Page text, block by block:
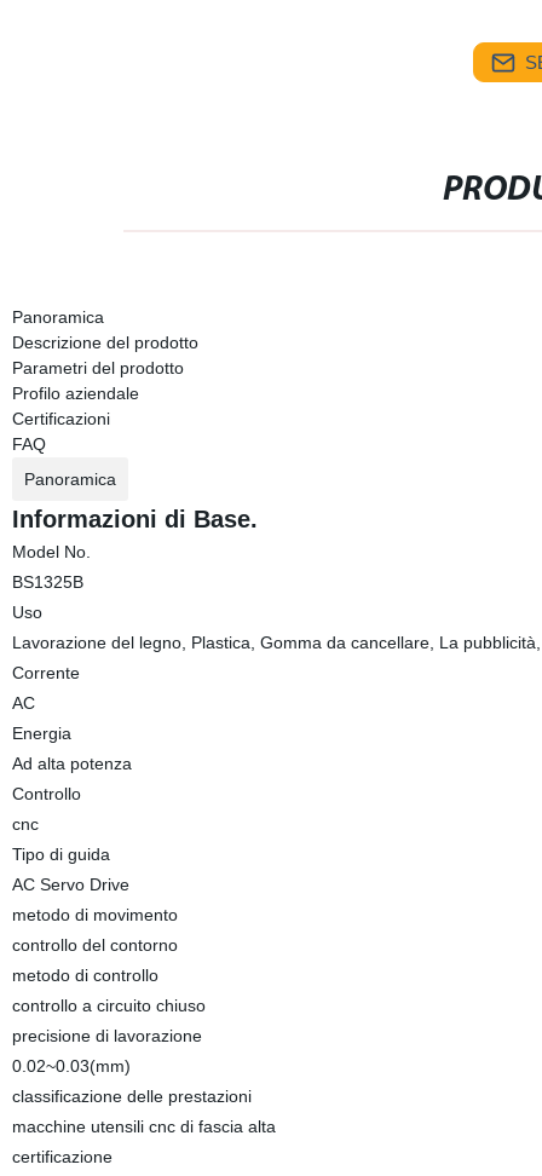
Panoramica
Descrizione del prodotto
Parametri del prodotto
Profilo aziendale
Certificazioni
FAQ
Panoramica
Informazioni di Base.
Model No.
BS1325B
Uso
Lavorazione del legno, Plastica, Gomma da cancellare, La
Corrente
AC
Energia
Ad alta potenza
Controllo
cnc
Tipo di guida
AC Servo Drive
metodo di movimento
controllo del contorno
metodo di controllo
controllo a circuito chiuso
precisione di lavorazione
0.02~0.03(mm)
classificazione delle prestazioni
macchine utensili cnc di fascia alta
certificazione